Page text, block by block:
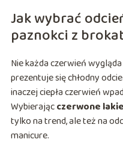
Jak wybrać
paznokci z
Nie każda czerwień
prezentuje się chłodny
inaczej ciepła czerwień
Wybierającczerwone
tylko na trend, ale też na
manicure.